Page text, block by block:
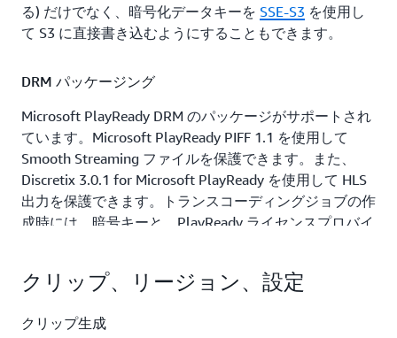
る) だけでなく、暗号化データキーを SSE-S3 を使用し
て S3 に直接書き込むようにすることもできます。
DRM パッケージング
Microsoft PlayReady DRM のパッケージがサポートされ
ています。Microsoft PlayReady PIFF 1.1 を使用して
Smooth Streaming ファイルを保護できます。また、
Discretix 3.0.1 for Microsoft PlayReady を使用して HLS
出力を保護できます。トランスコーディングジョブの作
成時には、暗号キーと、PlayReady ライセンスプロバイ
暗号化されたメディアファイル
クリップ、リージョン、設定
クリップ生成